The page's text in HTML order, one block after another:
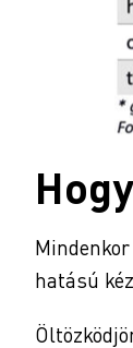
hatású